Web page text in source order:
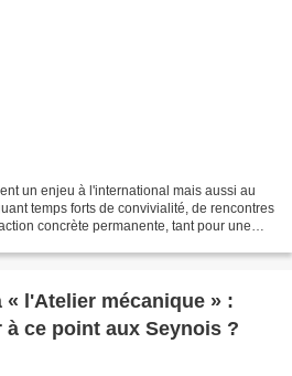
un enjeu à l'international mais aussi au
temps forts de convivialité, de rencontres
concrète permanente, tant pour une
« l'Atelier mécanique » :
ce point aux Seynois ?